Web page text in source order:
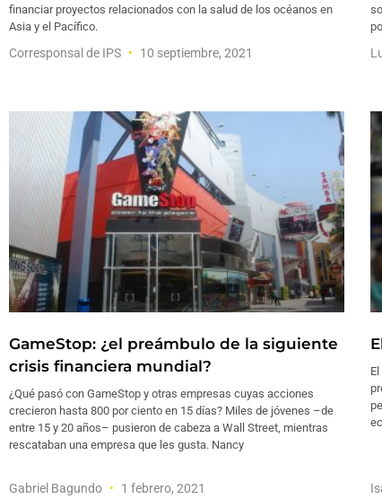
financiar proyectos relacionados con la salud de los océanos en
Asia y el Pacífico.
Corresponsal de IPS 10 septiembre, 2021
GameStop: ¿el preámbulo de la siguiente
crisis financiera mundial?
¿Qué pasó con GameStop y otras empresas cuyas acciones
crecieron hasta 800 por ciento en 15 días? Miles de jóvenes –de
entre 15 y 20 años– pusieron de cabeza a Wall Street, mientras
rescataban una empresa que les gusta. Nancy
Gabriel Bagundo 1 febrero, 2021